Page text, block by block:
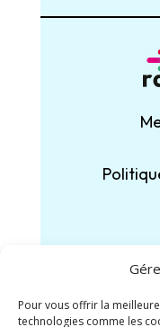
Pour vous offrir la
technologies comme les